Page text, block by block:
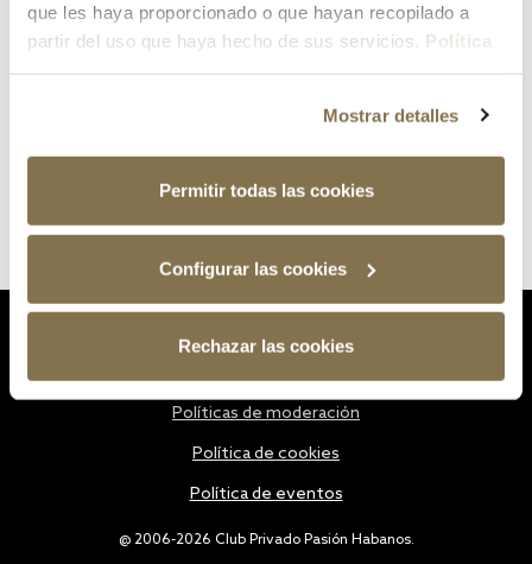
que les haya proporcionado o que hayan recopilado a
partir del uso que haya hecho de sus servicios. Política
Mostrar detalles
Permitir todas las cookies
Configurar las cookies
Rechazar las cookies
@ 2006-2026 Club Privado Pasión Habanos.
Políticas de moderación
Política de cookies
Política de eventos